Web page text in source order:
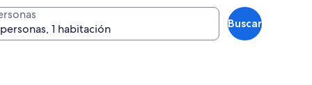
Buscar